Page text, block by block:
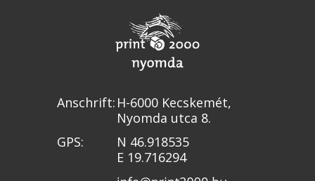
Anschrift: H-6000 Kecskemét,
Nyomda utca 8.
GPS:
N 46.918535
E 19.716294